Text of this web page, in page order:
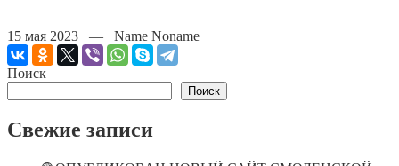
15 мая 2023 — Name Noname
Поиск
Поиск
Свежие записи